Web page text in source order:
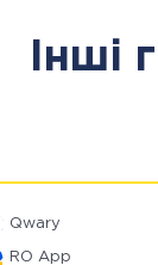
Інші
Qwary
RO App